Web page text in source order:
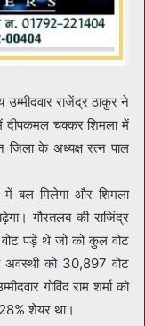
उम्मीदवार राजेंद्र ठाकुर ने
दीपकमल चक्कर शिमला में
जिला के अध्यक्ष रत्न पाल
में बल मिलेगा और शिमला
गौरतलब की राजिंद्र
पड़े थे जो को कुल वोट
को 30,897 वोट
गोविंद राम शर्मा को
शेयर था।